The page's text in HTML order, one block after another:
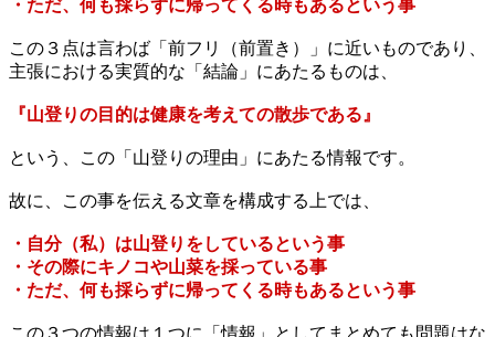
・ただ、何も採らずに帰ってくる時もあるという事
この３点は言わば「前フリ（前置き）」に近いものであり、
主張における実質的な「結論」にあたるものは、
『山登りの目的は健康を考えての散歩である』
という、この「山登りの理由」にあたる情報です。
故に、この事を伝える文章を構成する上では、
・自分（私）は山登りをしているという事
・その際にキノコや山菜を採っている事
・ただ、何も採らずに帰ってくる時もあるという事